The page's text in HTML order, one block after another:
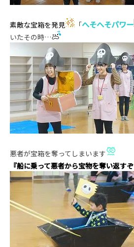
素敵な宝箱を発見 「へそへそパワー
いたその時…
悪者が宝箱を奪ってしまいます
『船に乗って悪者から宝物を奪い返すぞ